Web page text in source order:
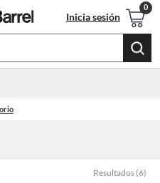
Inicia sesión
Bar
Resultados (6)